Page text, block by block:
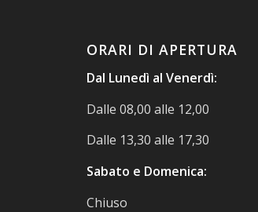
ORARI DI APERTURA
Dal Lunedì al Venerdì:
Dalle 08,00 alle 12,00
Dalle 13,30 alle 17,30
Sabato e Domenica:
Chiuso